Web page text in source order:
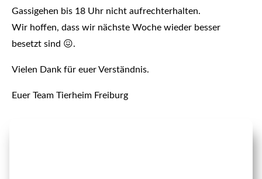
Gassigehen bis 18 Uhr nicht aufrechterhalten.
Wir hoffen, dass wir nächste Woche wieder besser
besetzt sind 😖.
Vielen Dank für euer Verständnis.
Euer Team Tierheim Freiburg